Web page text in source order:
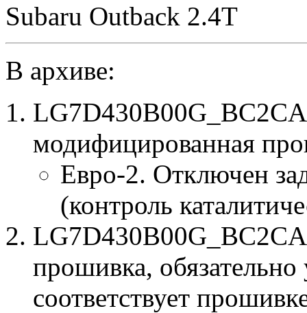
Subaru Outback 2.4T
В архиве:
модифицированная
Евро-2. Отключен
(контроль
прошивка, обязательно
соответствует